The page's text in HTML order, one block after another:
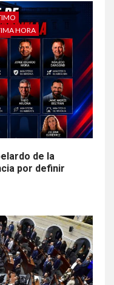
HORA
de la
por definir